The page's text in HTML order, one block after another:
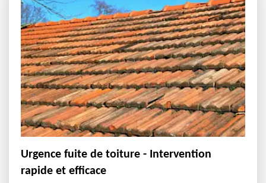
Urgence fuite de toiture - Intervention
rapide et efficace